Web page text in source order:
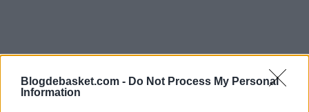
Blogdebasket.com - Do Not Process My Personal
Information